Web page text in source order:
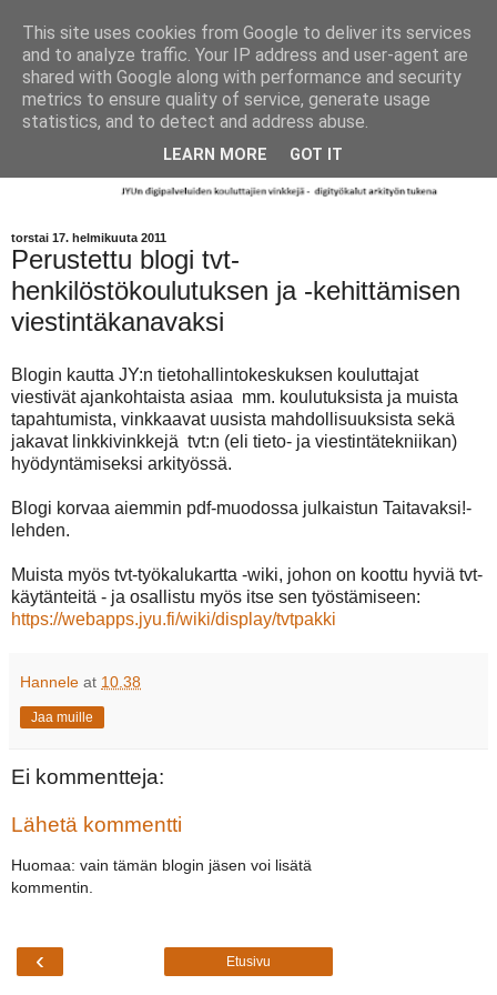
torstai 17. helmikuuta 2011
Perustettu blogi tvt-
henkilöstökoulutuksen ja -kehittämisen
viestintäkanavaksi
Blogin kautta JY:n tietohallintokeskuksen kouluttajat
viestivät ajankohtaista asiaa mm. koulutuksista ja muista
tapahtumista, vinkkaavat uusista mahdollisuuksista sekä
jakavat linkkivinkkejä tvt:n (eli tieto- ja viestintätekniikan)
hyödyntämiseksi arkityössä.
Blogi korvaa aiemmin pdf-muodossa julkaistun Taitavaksi!-
lehden.
Muista myös tvt-työkalukartta -wiki, johon on koottu hyviä tvt-
käytänteitä - ja osallistu myös itse sen työstämiseen:
https://webapps.jyu.fi/wiki/display/tvtpakki
Hannele at 10.38
Jaa muille
Ei kommentteja:
Lähetä kommentti
Huomaa: vain tämän blogin jäsen voi lisätä
kommentin.
‹ Etusivu
This site uses cookies from Google to deliver its services
and to analyze traffic. Your IP address and user-agent are
shared with Google along with performance and security
metrics to ensure quality of service, generate usage
statistics, and to detect and address abuse.
LEARN MORE GOT IT